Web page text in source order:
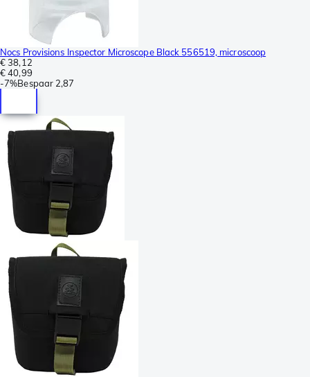
Nocs Provisions Inspector Microscope Black 556519, microscoop
€ 38,12
€ 40,99
-7%Bespaar 2,87